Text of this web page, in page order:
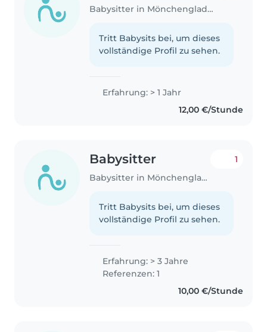
Babysitter in Mönchengladbach
Tritt Babysits bei, um dieses
vollständige Profil zu sehen.
Erfahrung: > 1 Jahr
12,00 €/Stunde
Babysitter
Babysitter in Mönchengladbach
1
Tritt Babysits bei, um dieses
vollständige Profil zu sehen.
Erfahrung: > 3 Jahre
Referenzen: 1
10,00 €/Stunde